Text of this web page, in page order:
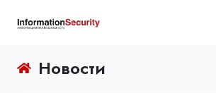
Новости